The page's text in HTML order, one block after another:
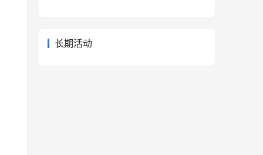
长期活动